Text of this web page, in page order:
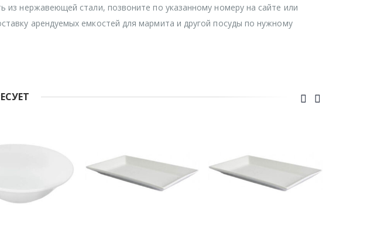
из нержавеющей стали, позвоните по указанному номеру на сайте или
арендуемых емкостей для мармита и другой посуды по нужному